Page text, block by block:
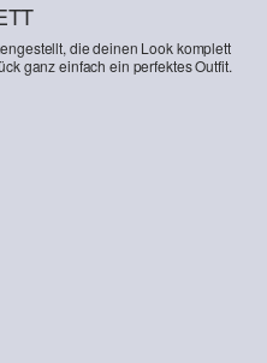
die deinen Look komplett
ganz einfach ein perfektes Outfit.